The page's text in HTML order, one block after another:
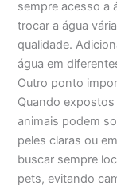
sempre acesso a
trocar a água
qualidade.
água em
Outro ponto
Quando
animais podem
peles claras ou
buscar sempre
pets, evitando